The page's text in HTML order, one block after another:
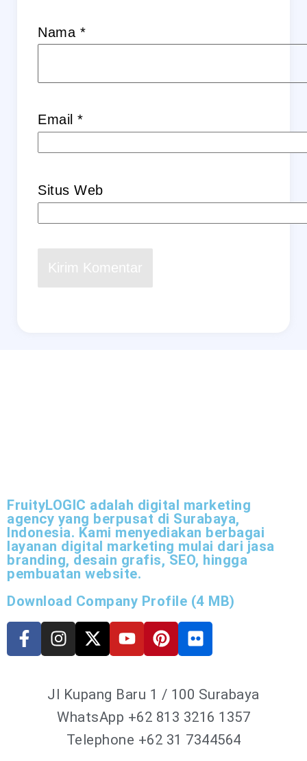
Nama *
Email *
Situs Web
FruityLOGIC adalah digital marketing
agency yang berpusat di Surabaya,
Indonesia. Kami menyediakan berbagai
layanan digital marketing mulai dari jasa
branding, desain grafis, SEO, hingga
pembuatan website.
Download Company Profile (4 MB)
Jl Kupang Baru 1 / 100 Surabaya
WhatsApp +62 813 3216 1357
Telephone +62 31 7344564